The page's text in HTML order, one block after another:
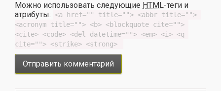
Можно использовать следующие HTML-теги и
атрибуты: <a href="" title=""> <abbr title="">
<acronym title=""> <b> <blockquote cite="">
<cite> <code> <del datetime=""> <em> <i> <q
cite=""> <strike> <strong>